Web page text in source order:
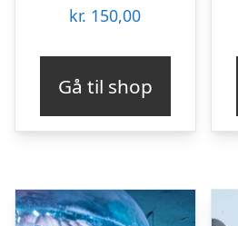
kr. 150,00
Gå til shop